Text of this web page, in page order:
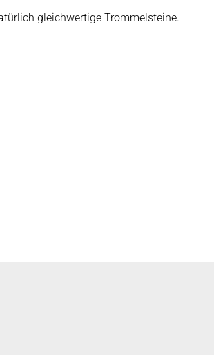
gleichwertige Trommelsteine.